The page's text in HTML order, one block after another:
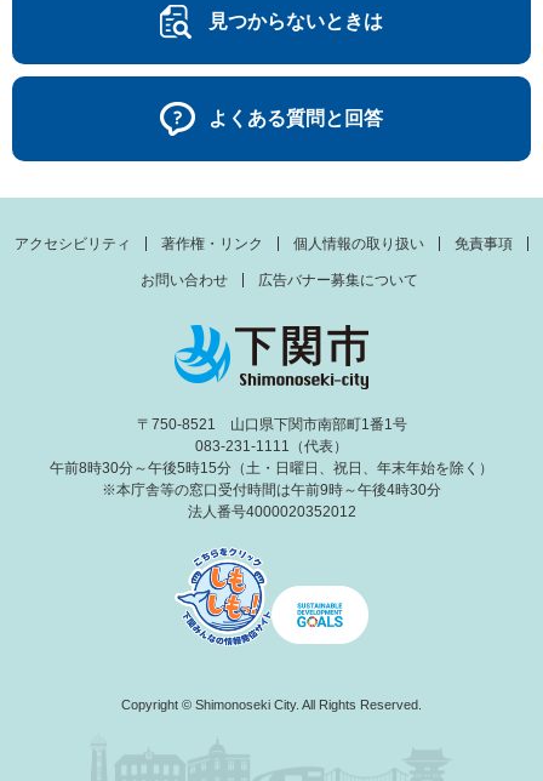
見つからないときは
よくある質問と回答
アクセシビリティ 著作権・リンク 個人情報の取り扱い 免責事項
お問い合わせ 広告バナー募集について
〒750-8521 山口県下関市南部町1番1号
083-231-1111（代表）
午前8時30分～午後5時15分（土・日曜日、祝日、年末年始を除く）
※本庁舎等の窓口受付時間は午前9時～午後4時30分
法人番号4000020352012
Copyright © Shimonoseki City. All Rights Reserved.